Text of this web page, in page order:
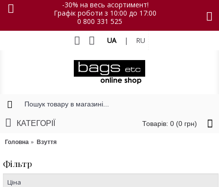
-30% на весь асортимент!
Графік роботи з 10:00 до 17:00
0 800 331 525
UA | RU
Товарів: 0 (0 грн)
КАТЕГОРІЇ
Головна Взуття
Фільтр
Ціна